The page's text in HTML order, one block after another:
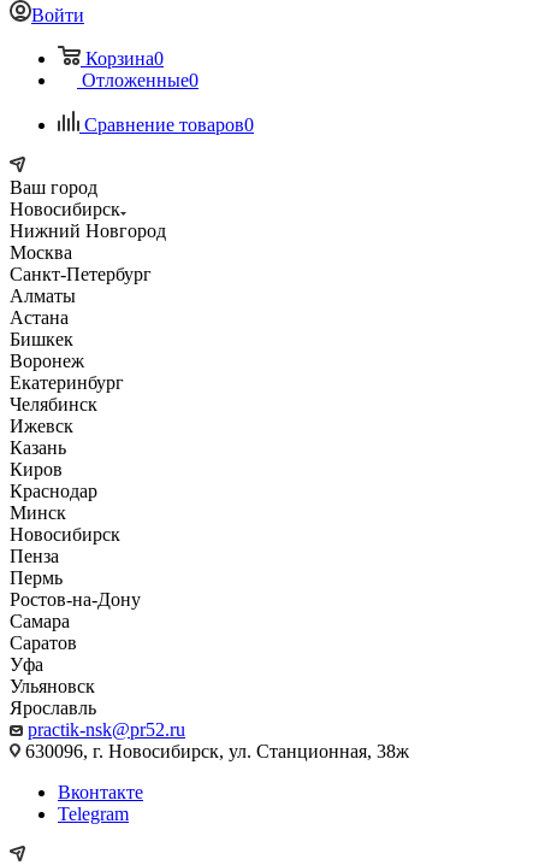
Войти
Корзина0
Отложенные0
Сравнение товаров0
Ваш город
Новосибирск
Нижний Новгород
Москва
Санкт-Петербург
Алматы
Астана
Бишкек
Воронеж
Екатеринбург
Челябинск
Ижевск
Казань
Киров
Краснодар
Минск
Новосибирск
Пенза
Пермь
Ростов-на-Дону
Самара
Саратов
Уфа
Ульяновск
Ярославль
practik-nsk@pr52.ru
630096, г. Новосибирск, ул. Станционная, 38ж
Вконтакте
Telegram